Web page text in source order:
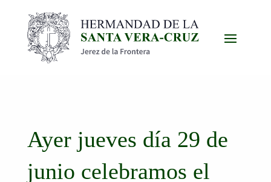
Ayer jueves día 29 de
junio celebramos el